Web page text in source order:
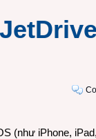
(như iPhone,